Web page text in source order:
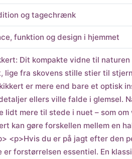
og tagechrænk
funktion og design i hjemmet
Dit kompakte vidne til
lige fra skovens stille stier til
er mere end bare et optisk
ellers ville falde i glemsel.
lidt mere til stede i nuet – som
kan gøre forskellen mellem en
<p>Hvis du er på jagt efter den
forstørrelsen essentiel. En